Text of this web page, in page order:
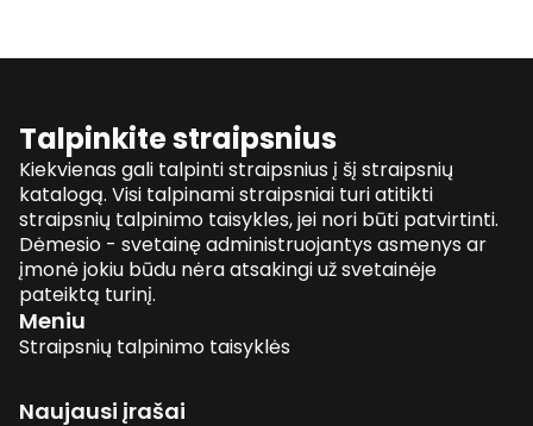
Talpinkite straipsnius
Kiekvienas gali talpinti straipsnius į šį straipsnių
katalogą. Visi talpinami straipsniai turi atitikti
straipsnių talpinimo taisykles, jei nori būti patvirtinti.
Dėmesio - svetainę administruojantys asmenys ar
įmonė jokiu būdu nėra atsakingi už svetainėje
pateiktą turinį.
Meniu
Straipsnių talpinimo taisyklės
Naujausi įrašai